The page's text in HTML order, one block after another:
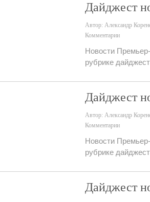
Дайджест
Автор: Александр
Комментарии
Новости
рубрике
Дайджест
Автор: Александр
Комментарии
Новости
рубрике
Дайджест